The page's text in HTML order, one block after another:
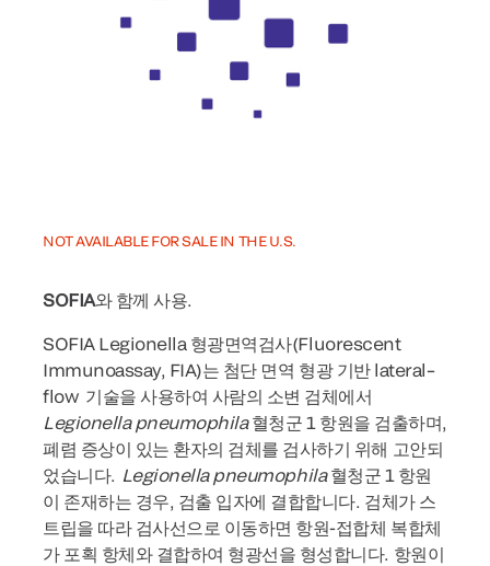
NOT AVAILABLE FOR SALE IN THE U.S.
SOFIA와 함께 사용.
SOFIA Legionella 형광면역검사(Fluorescent
Immunoassay, FIA)는 첨단 면역 형광 기반 lateral–
flow 기술을 사용하여 사람의 소변 검체에서
Legionella pneumophila혈청군 1 항원을 검출하며,
폐렴 증상이 있는 환자의 검체를 검사하기 위해 고안되
었습니다. Legionella pneumophila혈청군 1 항원
이 존재하는 경우, 검출 입자에 결합합니다. 검체가 스
트립을 따라 검사선으로 이동하면 항원-접합체 복합체
가 포획 항체와 결합하여 형광선을 형성합니다. 항원이